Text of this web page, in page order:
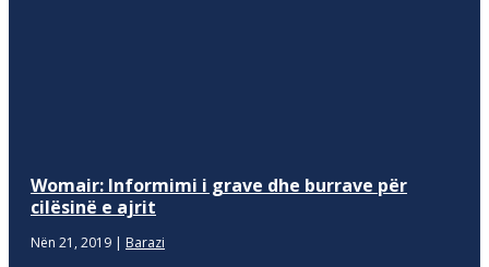
Womair: Informimi i grave dhe burrave për
cilësinë e ajrit
Nën 21, 2019 | Barazi